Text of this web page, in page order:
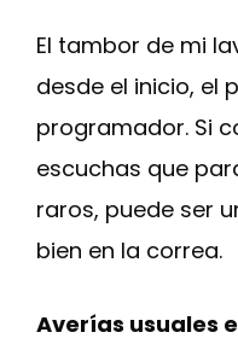
El tambor de mi
desde el inicio, el
programador. Si
escuchas que
raros, puede ser
bien en la correa.
Averías usuales